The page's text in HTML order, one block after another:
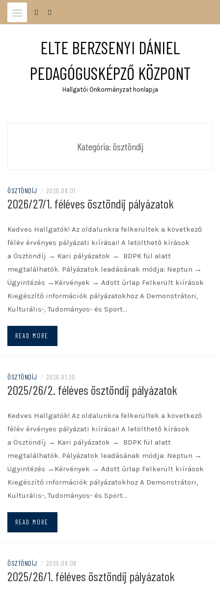
Skip
ELTE BERZSENYI DÁNIEL
PEDAGÓGUSKÉPZŐ KÖZPONT
Hallgatói Önkormányzat honlapja
Kategória: ösztöndíj
ÖSZTÖNDÍJ / 2026.08.01
2026/27/1. féléves ösztöndíj pályázatok
Kedves Hallgatók! Az oldalunkra felkerültek a következő
félév érvényes pályázati kiírásai! A letölthető kírások
a Ösztöndíj → Kari pályázatok → BDPK fül alatt
megtalálhatók. Pályázatok leadásának módja: Neptun →
Ügyintézés →Kérvények → Adott űrlap Felkerült kiírások
Kiegészítő információk pályázatokhoz A Demonstrátori,
Kulturális-, Tudományos- és Sport…
READ MORE
ÖSZTÖNDÍJ / 2026.01.20
2025/26/2. féléves ösztöndíj pályázatok
Kedves Hallgatók! Az oldalunkra felkerültek a következő
félév érvényes pályázati kiírásai! A letölthető kírások
a Ösztöndíj → Kari pályázatok → BDPK fül alatt
megtalálhatók. Pályázatok leadásának módja: Neptun →
Ügyintézés →Kérvények → Adott űrlap Felkerült kiírások
Kiegészítő információk pályázatokhoz A Demonstrátori,
Kulturális-, Tudományos- és Sport…
READ MORE
ÖSZTÖNDÍJ / 2025.08.08
2025/26/1. féléves ösztöndíj pályázatok